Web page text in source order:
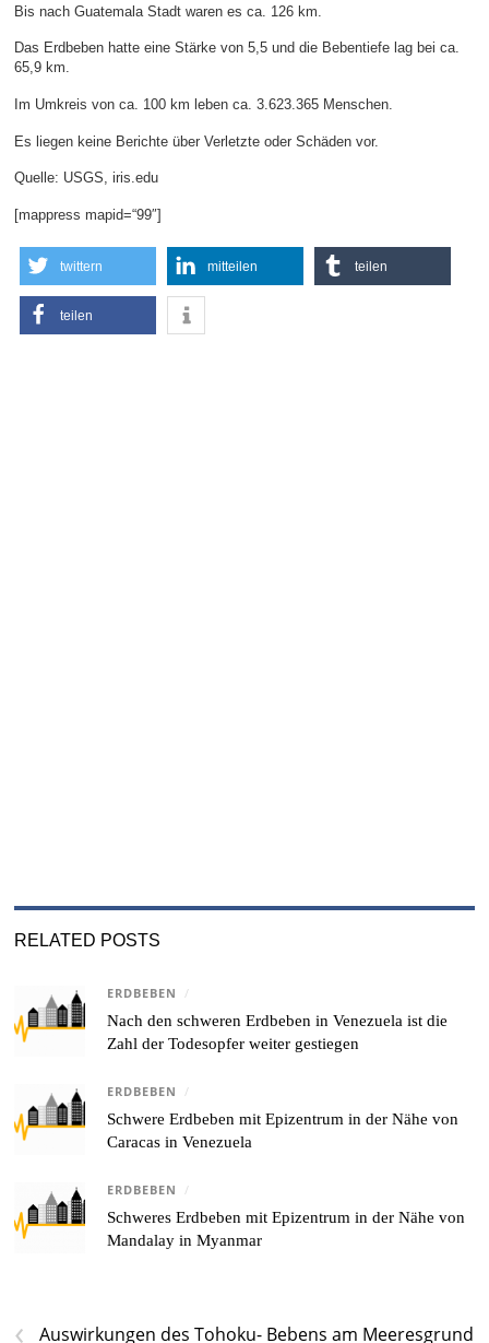
Bis nach Guatemala Stadt waren es ca. 126 km.
Das Erdbeben hatte eine Stärke von 5,5 und die Bebentiefe lag bei ca.
65,9 km.
Im Umkreis von ca. 100 km leben ca. 3.623.365 Menschen.
Es liegen keine Berichte über Verletzte oder Schäden vor.
Quelle: USGS, iris.edu
[mappress mapid=“99″]
twittern mitteilen teilen
teilen
RELATED POSTS
ERDBEBEN /
Nach den schweren Erdbeben in Venezuela ist die
Zahl der Todesopfer weiter gestiegen
ERDBEBEN /
Schwere Erdbeben mit Epizentrum in der Nähe von
Caracas in Venezuela
ERDBEBEN /
Schweres Erdbeben mit Epizentrum in der Nähe von
Mandalay in Myanmar
‹
Auswirkungen des Tohoku- Bebens am Meeresgrund